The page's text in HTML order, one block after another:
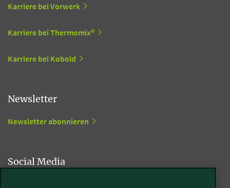
Karriere bei Vorwerk
Karriere bei Thermomix®
Karriere bei Kobold
Newsletter
Newsletter abonnieren
Social Media